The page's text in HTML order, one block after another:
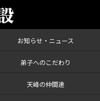
お知らせ・ニュース
弟子へのこだわり
天峰の仲間達